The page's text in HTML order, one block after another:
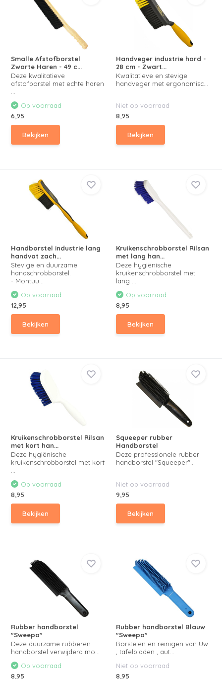
Smalle Afstofborstel
Zwarte Haren - 49 c...
Deze kwalitatieve
afstofborstel met echte haren
Op voorraad
6,95
Bekijken
Handveger industrie hard -
28 cm - Zwart...
Kwalitatieve en stevige
handveger met ergonomisc...
Niet op voorraad
8,95
Bekijken
Handborstel industrie lang
handvat zach...
Stevige en duurzame
handschrobborstel.
- Montuu...
Op voorraad
12,95
Bekijken
Kruikenschrobborstel Rilsan
met lang han...
Deze hygiënische
kruikenschrobborstel met
lang ...
Op voorraad
8,95
Bekijken
Kruikenschrobborstel Rilsan
met kort han...
Deze hygiënische
kruikenschrobborstel met kort
Op voorraad
8,95
Bekijken
Squeeper rubber
Handborstel
Deze professionele rubber
handborstel "Squeeper"...
Niet op voorraad
9,95
Bekijken
Rubber handborstel
"Sweepa"
Deze duurzame rubberen
handborstel verwijderd mo...
Op voorraad
8,95
Rubber handborstel Blauw
"Sweepa"
Borstelen en reinigen van Uw
, tafelbladen , aut...
Niet op voorraad
8,95